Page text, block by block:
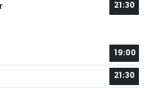
21:30
19:00
21:30